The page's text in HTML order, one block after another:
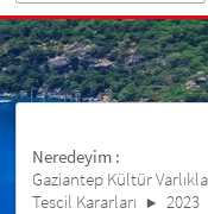
Neredeyim :
Gaziantep Kültür
Tescil Kararları
2023